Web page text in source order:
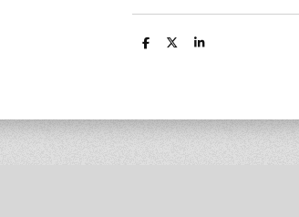
P
e
P
e
P
e